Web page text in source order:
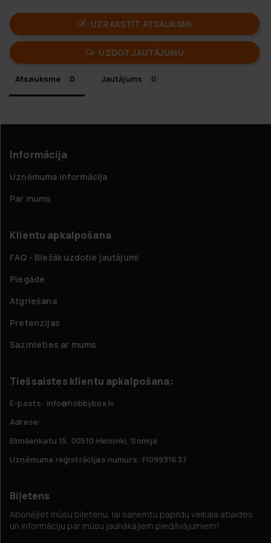
UZRAKSTĪT ATSAUKSMI
UZDOT JAUTĀJUMU
Atsauksme Jautājums
Informācija
Uzņēmuma informācija
Par mums
Klientu apkalpošana
FAQ - Biežāk uzdotie jautājumi
Piegāde
Atgriešana
Pretenzijas
Sazinieties ar mums
Tiešsaistes klientu apkalpošana:
E-pasts: info@hobbybox.lv
Adrese:
Elimäenkatu 15, 00510 Helsinki, Somija
Uzņēmuma reģistrācijas numurs: FI09931637
Biļetens
Abonējiet mūsu biļetenu, lai saņemtu papildu veikala atlaides
un informāciju par mūsu jaunākajiem piedāvājumiem!